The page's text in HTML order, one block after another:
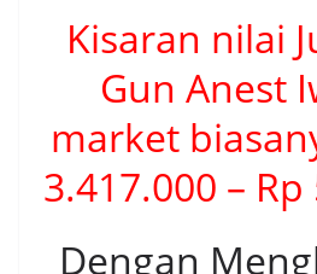
Kisaran nilai
Gun Anest
market
3.417.000 –
Dengan